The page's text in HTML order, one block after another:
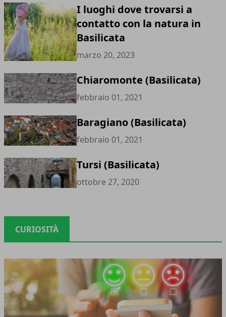
I luoghi dove trovarsi a
contatto con la natura in
Basilicata
marzo 20, 2023
Chiaromonte (Basilicata)
febbraio 01, 2021
Baragiano (Basilicata)
febbraio 01, 2021
Tursi (Basilicata)
ottobre 27, 2020
CURIOSITÀ